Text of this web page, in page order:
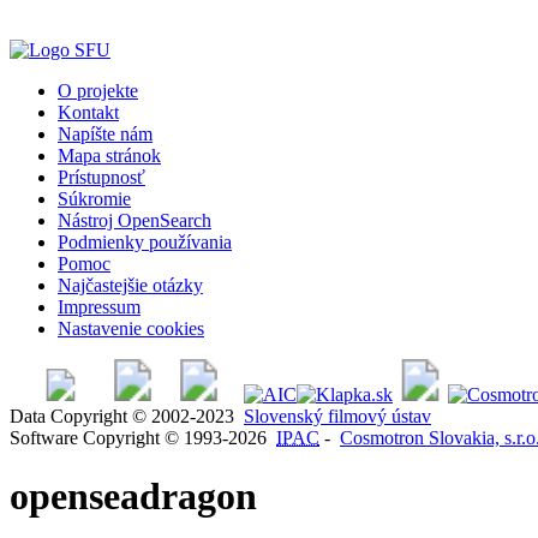
O projekte
Kontakt
Napíšte nám
Mapa stránok
Prístupnosť
Súkromie
Nástroj OpenSearch
Podmienky používania
Pomoc
Najčastejšie otázky
Impressum
Nastavenie cookies
Data Copyright © 2002-2023 Slovenský filmový ústav
Software Copyright © 1993-2026 IPAC - Cosmotron Slovakia,
openseadragon